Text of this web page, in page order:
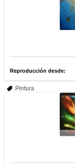
Reproducción desde:
Pintura